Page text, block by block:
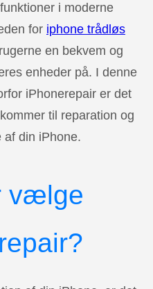
i moderne
for iphone trådløs
en bekvem og
enheder på. I denne
iPhonerepair er det
til reparation og
af din iPhone.
vælge